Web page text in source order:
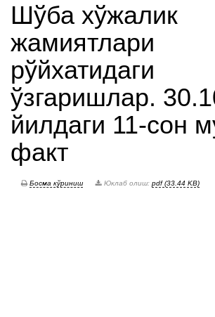
Шўба хўжалик
жамиятлари
рўйхатидаги
ўзгаришлар.
йилдаги 11-сон
факт
Босма кўриниш Юклаб олиш: pdf (33.44 KB)